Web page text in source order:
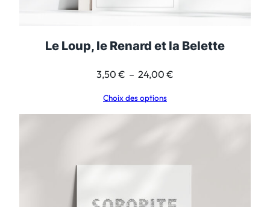
Le Loup, le Renard et la Belette
3,50 € – 24,00 €
Choix des options